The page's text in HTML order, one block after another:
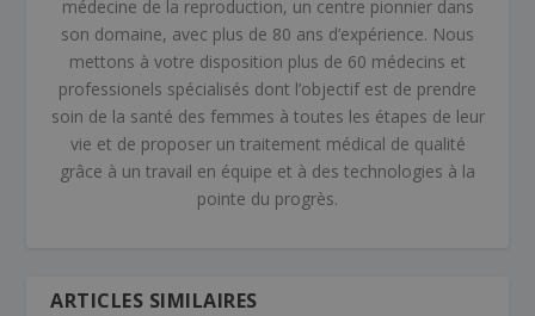
médecine de la reproduction, un centre pionnier dans
son domaine, avec plus de 80 ans d’expérience. Nous
mettons à votre disposition plus de 60 médecins et
professionels spécialisés dont l’objectif est de prendre
soin de la santé des femmes à toutes les étapes de leur
vie et de proposer un traitement médical de qualité
grâce à un travail en équipe et à des technologies à la
pointe du progrès.
ARTICLES SIMILAIRES